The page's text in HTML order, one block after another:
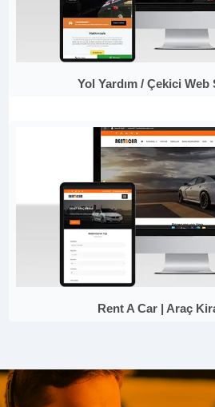
Yol Yardım / Çekici Web
Rent A Car | Araç